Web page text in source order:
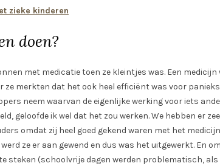
zieke kinderen
doen?
met medicatie toen ze kleintjes was. Een
ze merkten dat het ook heel efficiënt was voor
neem waarvan de eigenlijke werking voor iets
geloofde ik wel dat het zou werken. We hebben er
omdat zij heel goed gekend waren met het
ze er aan gewend en dus was het uitgewerkt. En
steken (schoolvrije dagen werden problematisch, als